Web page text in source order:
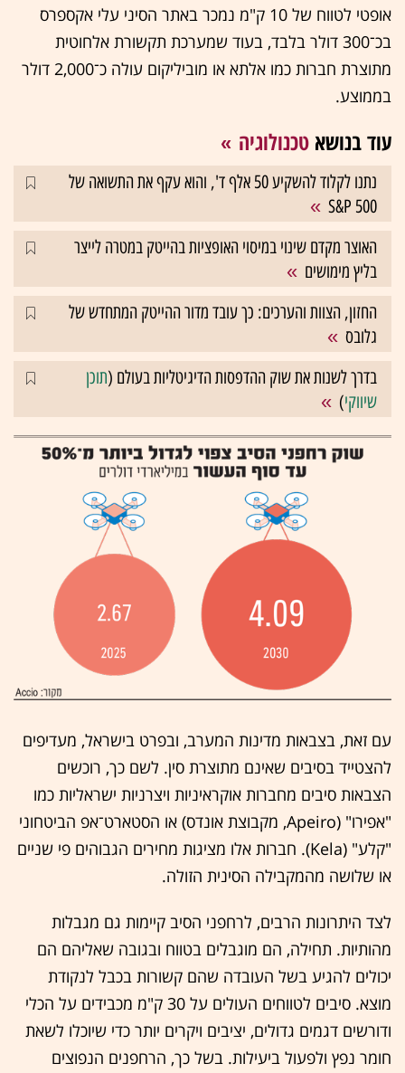
אופטי לטווח של 10 ק"מ נמכר באתר הסיני עלי אקספרס
בכ־300 דולר בלבד, בעוד שמערכת תקשורת אלחוטית
מתוצרת חברות כמו אלתא או מוביליקום עולה כ־2,000 דולר
בממוצע.
עוד בנושא טכנולוגיה
נתנו לקלוד להשקיע 50 אלף ד', והוא עקף את התשואה של
S&P 500
האוצר מקדם שינוי במיסוי האופציות בהייטק במטרה לייצר
בליץ מימושים
החזון, הצוות והערכים: כך עובד מדור ההייטק המתחדש של
גלובס
בדרך לשנות את שוק ההדפסות הדיגיטליות בעולם (תוכן
שיווקי)
עם זאת, בצבאות מדינות המערב, ובפרט בישראל, מעדיפים
להצטייד בסיבים שאינם מתוצרת סין. לשם כך, רוכשים
הצבאות סיבים מחברות אוקראיניות ויצרניות ישראליות כמו
"אפירו" (Apeiro, מקבוצת אונדס) או הסטארט־אפ הביטחוני
"קלע" (Kela). חברות אלו מציגות מחירים הגבוהים פי שניים
או שלושה מהמקבילה הסינית הזולה.
לצד היתרונות הרבים, לרחפני הסיב קיימות גם מגבלות
מהותיות. תחילה, הם מוגבלים בטווח ובגובה שאליהם הם
יכולים להגיע בשל העובדה שהם קשורות בכבל לנקודת
מוצא. סיבים לטווחים העולים על 30 ק"מ מכבידים על הכלי
ודורשים דגמים גדולים, יציבים ויקרים יותר כדי שיוכלו לשאת
חומר נפץ ולפעול ביעילות. בשל כך, הרחפנים הנפוצים